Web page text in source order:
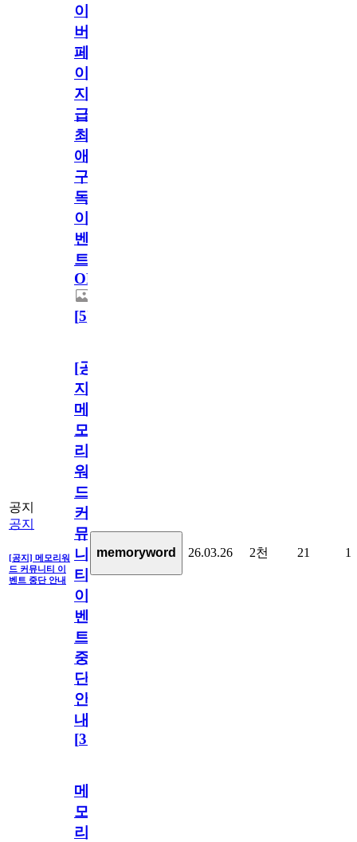
이
버
페
이
지
급!
최
애
구
독
이
벤
트
OPEN!
[5]
공지
공지
[공지] 메모리워
드 커뮤니티 이
벤트 중단 안내
[공
지]
메
모
리
워
드
커
뮤
니
티
이
벤
트
중
단
안
내
[31
memoryword 26.03.26 2천 21 1
메
모
리